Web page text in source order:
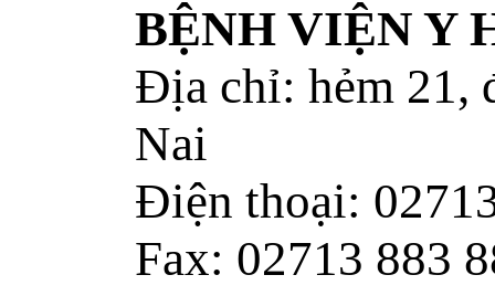
BỆNH VIỆN Y
Địa chỉ: hẻm 21,
Nai
Điện thoại:
Fax: 02713 883